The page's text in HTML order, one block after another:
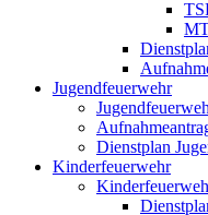
Jugendfeuerwehr
Dienstplan
Kinderfeuerwehr